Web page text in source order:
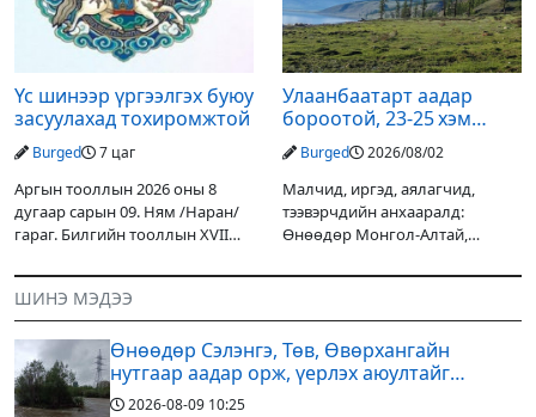
Үс шинээр үргээлгэх буюу
засуулахад тохиромжтой
Burged 7 цаг
Аргын тооллын 2026 оны 8
дугаар сарын 09. Ням /Наран/
гараг. Билгийн тооллын XVII
гал Морин жилийн Зуны адаг
хөхөгчин хонь сарын шинийн
19, Адъяа /Наран/
Улаанбаатарт аадар
бороотой, 23-25 хэм
дулаан байна
Burged 2026/08/02
Малчид, иргэд, аялагчид,
тээвэрчдийн анхааралд:
Өнөөдөр Монгол-Алтай,
уулархаг нутгаар бороо, дуу
орох тул голуудын усны
түвшин нэмэгдэх, нөөлөг
ШИНЭ МЭДЭЭ
Өнөөдөр Сэлэнгэ, Төв, Өвөрхангайн
нутгаар аадар орж, үерлэх аюултайг
анхааруулав
2026-08-09 10:25